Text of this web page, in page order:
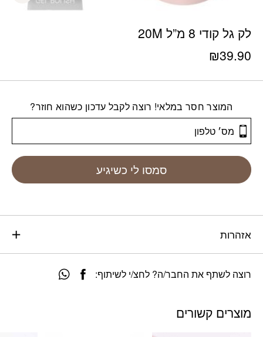
לק גל קודי 8 מ”ל 20M
₪39.90
המוצר חסר במלאי! רוצה לקבל עדכון כשהוא חוזר?
סמסו לי כשיגיע
אזהרות
רוצה לשתף את החבר/ה? לחצ/י לשיתוף:
מוצרים קשורים